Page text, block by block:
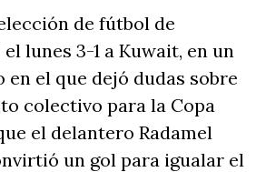
de fútbol de
lunes 3-1 a Kuwait, en un
el que dejó dudas sobre
colectivo para la Copa
el delantero Radamel
un gol para igualar el